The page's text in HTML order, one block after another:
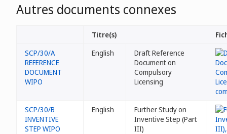
Autres documents connexes
Titre(s)
SCP/30/A
REFERENCE
DOCUMENT
WIPO
English
Draft Reference
Document on
Compulsory
Licensing
SCP/30/B
INVENTIVE
STEP WIPO
English
Further Study on
Inventive Step (Part
III)